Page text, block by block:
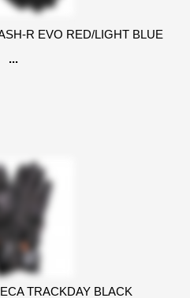
R EVO RED/LIGHT BLUE
TRACKDAY BLACK